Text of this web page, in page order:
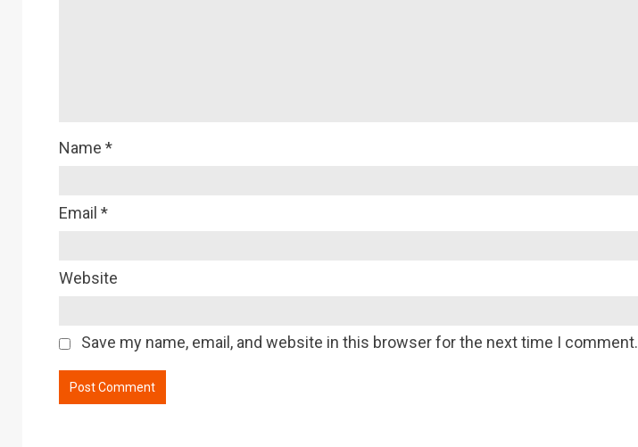
Name *
Email *
Website
Save my name, email, and website in this browser for the next time I comment.